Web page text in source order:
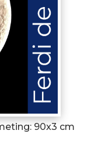
90x3 cm